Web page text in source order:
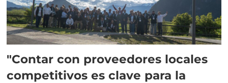
"Contar con proveedores locales
competitivos es clave para la